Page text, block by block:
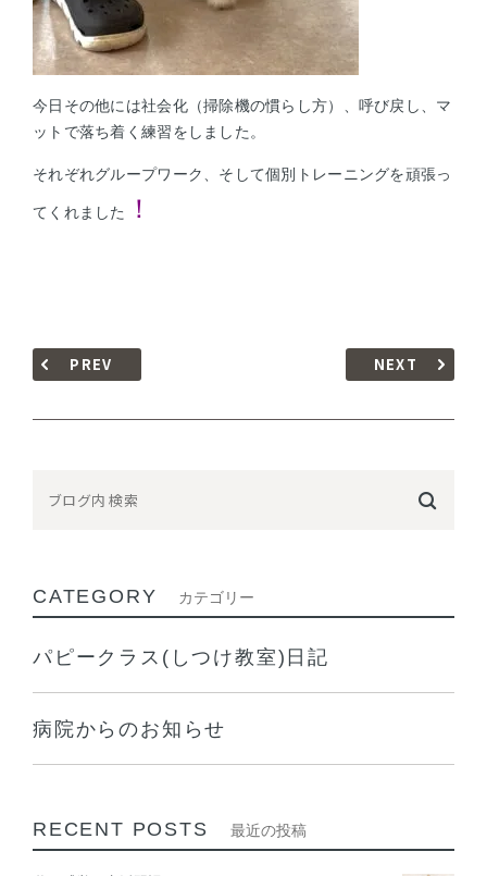
今日その他には社会化（掃除機の慣らし方）、呼び戻し、マ
ットで落ち着く練習をしました。
それぞれグループワーク、そして個別トレーニングを頑張っ
てくれました ！
PREV NEXT
CATEGORY カテゴリー
パピークラス(しつけ教室)日記
病院からのお知らせ
RECENT POSTS 最近の投稿